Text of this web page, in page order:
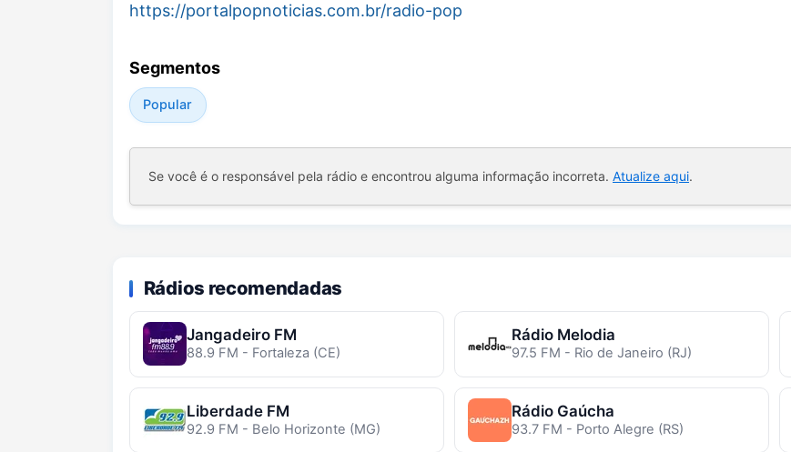
https://portalpopnoticias.com.br/radio-pop
Segmentos
Popular
Se você é o responsável pela rádio e encontrou alguma informação incorreta. Atualize aqui.
Rádios recomendadas
Jangadeiro FM
88.9 FM - Fortaleza (CE)
Rádio Melodia
97.5 FM - Rio de Janeiro (RJ)
Liberdade FM
92.9 FM - Belo Horizonte (MG)
Rádio Gaúcha
93.7 FM - Porto Alegre (RS)